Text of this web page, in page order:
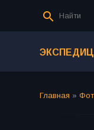
Главная »